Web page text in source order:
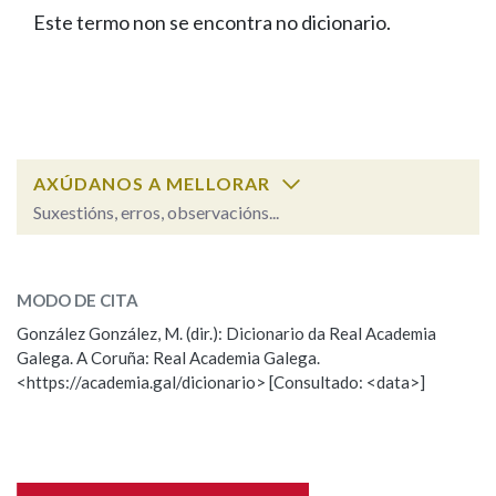
FIGURAS HOMENAXEADAS
PORTAL DAS PALABRAS
Facebook
TwitterYoutubeInstagram
Bluesky
BUSCAR NOS LEMAS
Remata por
BUSCAR NO CONTIDO
Nas definicións
Este termo non se encontra no dicionario.
AXÚDANOS A MELLORAR
Suxestións, erros, observacións...
Observación
Nome
MODO DE CITA
González González, M. (dir.): Dicionario da Real Academia
Galega. A Coruña: Real Academia Galega.
<https://academia.gal/dicionario> [Consultado: <data>]